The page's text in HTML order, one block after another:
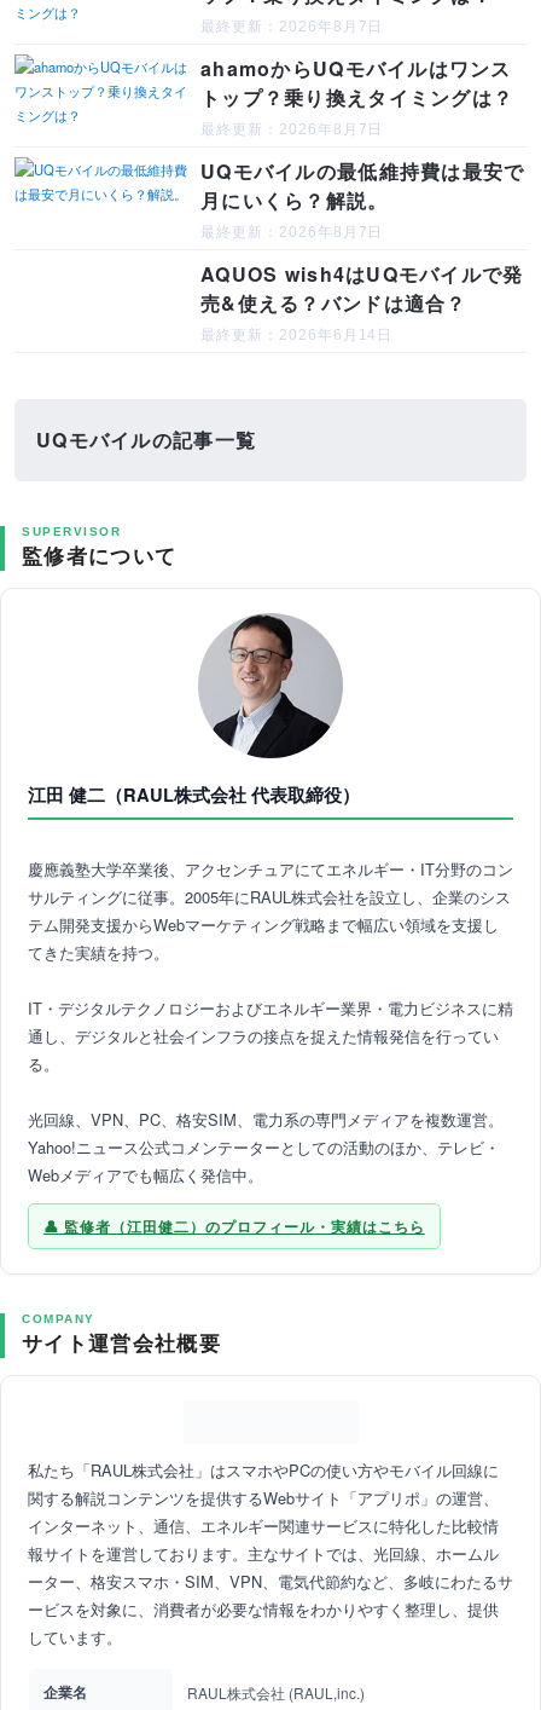
最終更新：2026年8月7日
ahamoからUQモバイルはワンス
トップ？乗り換えタイミングは？
最終更新：2026年8月7日
UQモバイルの最低維持費は最安で
月にいくら？解説。
最終更新：2026年8月7日
AQUOS wish4はUQモバイルで発
売&使える？バンドは適合？
最終更新：2026年6月14日
UQモバイルの記事一覧
SUPERVISOR
監修者について
江田 健二（RAUL株式会社 代表取締役）
慶應義塾大学卒業後、アクセンチュアにてエネルギー・IT分野のコン
サルティングに従事。2005年にRAUL株式会社を設立し、企業のシス
テム開発支援からWebマーケティング戦略まで幅広い領域を支援し
てきた実績を持つ。
IT・デジタルテクノロジーおよびエネルギー業界・電力ビジネスに精
通し、デジタルと社会インフラの接点を捉えた情報発信を行ってい
る。
光回線、VPN、PC、格安SIM、電力系の専門メディアを複数運営。
Yahoo!ニュース公式コメンテーターとしての活動のほか、テレビ・
Webメディアでも幅広く発信中。
監修者（江田健二）のプロフィール・実績はこちら
COMPANY
サイト運営会社概要
私たち「RAUL株式会社」はスマホやPCの使い方やモバイル回線に
関する解説コンテンツを提供するWebサイト「アプリポ」の運営、
インターネット、通信、エネルギー関連サービスに特化した比較情
報サイトを運営しております。主なサイトでは、光回線、ホームル
ーター、格安スマホ・SIM、VPN、電気代節約など、多岐にわたるサ
ービスを対象に、消費者が必要な情報をわかりやすく整理し、提供
しています。
企業名 RAUL株式会社 (RAUL,inc.)